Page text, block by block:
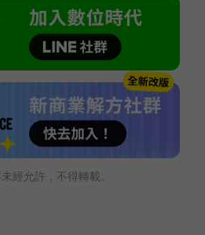
經允許，不得轉載。